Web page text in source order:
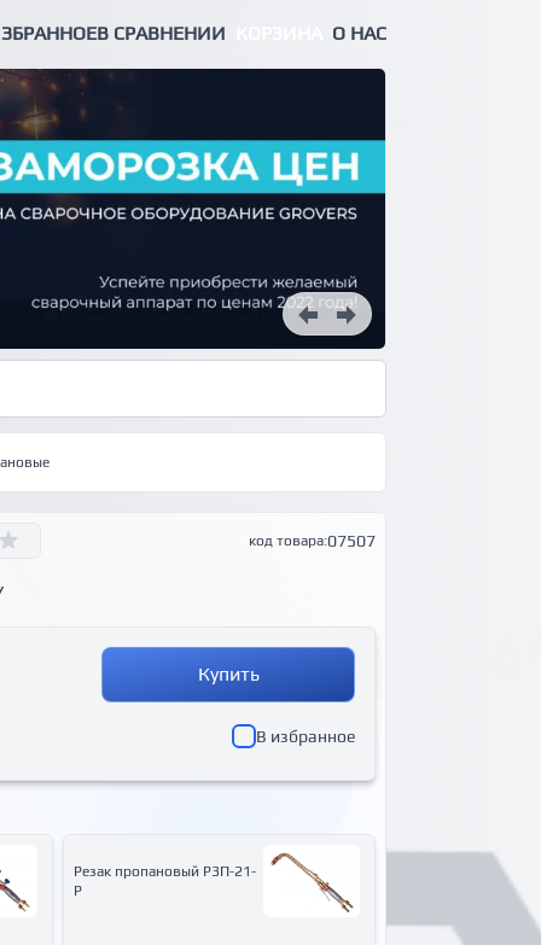
В СРАВНЕНИИ О НАС
код товара:07507
Купить
В избранное
Резак пропановый Р3П-21-
Р